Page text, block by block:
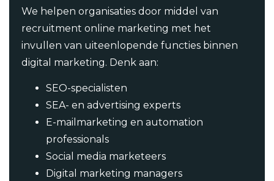
We helpen organisaties door middel van
recruitment online marketing met het
invullen van uiteenlopende functies binnen
digital marketing. Denk aan:
SEO-specialisten
SEA- en advertising experts
E-mailmarketing en automation
professionals
Social media marketeers
Digital marketing managers